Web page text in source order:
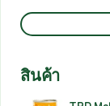
สินค้า